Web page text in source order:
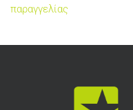
παραγγελίας